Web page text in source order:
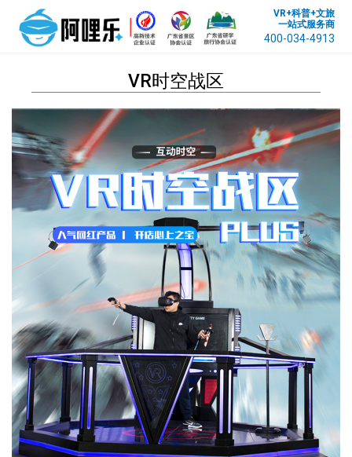
VR+科普+文旅
一站式服务商
400-034-4913
VR时空战区